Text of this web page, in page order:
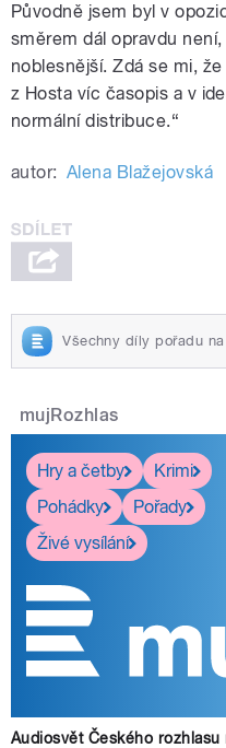
Původně jsem byl v
směrem dál opravdu
noblesnější. Zdá se mi,
z Hosta víc časopis a v
normální distribuce.“
autor: Alena Blažejovská
Všechny díly pořadu na
mujRozhlas
Hry a četby
Krimi
Pohádky
Pořady
Živé vysílání
Audiosvět Českého rozhlasu